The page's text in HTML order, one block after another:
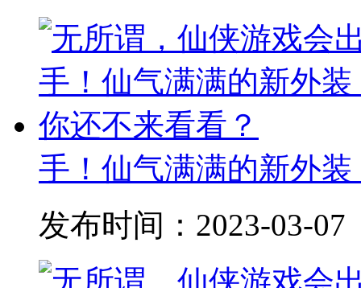
手！仙气满满的新外
发布时间： 2023-03-07